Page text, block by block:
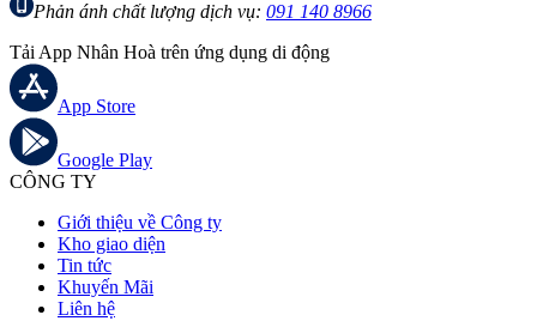
Phản ánh chất lượng dịch vụ: 091 140 8966
Tải App Nhân Hoà trên ứng dụng di động
App Store
Google Play
CÔNG TY
Giới thiệu về Công ty
Kho giao diện
Tin tức
Khuyến Mãi
Liên hệ